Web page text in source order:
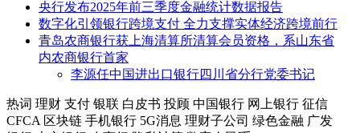
央行发布2025年前三季度金融统计数据报告
数字化引领银行跨境支付 全力支撑实体经济跨境前行
青岛农商银行获上海清算所清算会员资格，系山东省
内农商银行首家
李源任中国进出口银行四川省分行党委书记
热词 理财 支付 银联 白皮书 投顾 中国银行 网上银行 征信
CFCA 区块链 手机银行 5G消息 理财子公司 绿色金融 广发